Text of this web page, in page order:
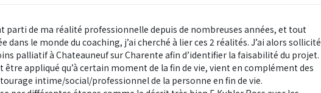
parti de ma réalité professionnelle depuis de nombreuses années, et tout
le monde du coaching, j’ai cherché à lier ces 2 réalités. J’ai alors sollicité
palliatif à Chateauneuf sur Charente afin d’identifier la faisabilité du projet.
être appliqué qu’à certain moment de la fin de vie, vient en complément des
intime/social/professionnel de la personne en fin de vie.